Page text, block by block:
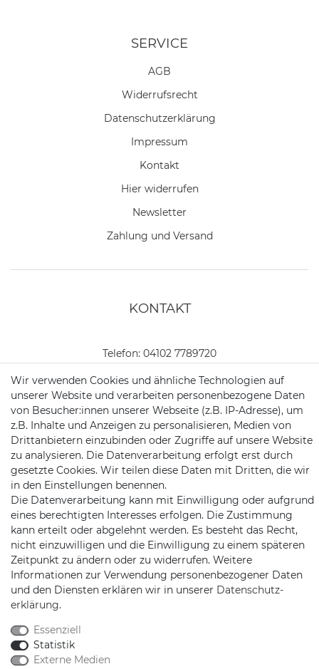
SERVICE
AGB
Widerrufs­recht
Daten­schutz­erklärung
Impressum
Kontakt
Hier widerrufen
Newsletter
Zahlung und Versand
KONTAKT
Telefon: 04102 7789720
Mail:kundenservice@motionandsports.de
Jochim-Klindt-Str. 5
22926 Ahrensburg
Schnellversand auf Facebook
Schnellversand auf Twitter
Schnellversand auf YouTube
Schnellversand auf
Schnellversand
*Alle Preise inkl. MwSt., zzgl. Versandkosten
Wir verwenden Cookies und ähnliche Technologien auf
unserer Website und verarbeiten personenbezogene Daten
von Besucher:innen unserer Webseite (z.B. IP-Adresse), um
z.B. Inhalte und Anzeigen zu personalisieren, Medien von
Drittanbietern einzubinden oder Zugriffe auf unsere Website
zu analysieren. Die Datenverarbeitung erfolgt erst durch
gesetzte Cookies. Wir teilen diese Daten mit Dritten, die wir
in den Einstellungen benennen.
Die Datenverarbeitung kann mit Einwilligung oder aufgrund
eines berechtigten Interesses erfolgen. Die Zustimmung
kann erteilt oder abgelehnt werden. Es besteht das Recht,
nicht einzuwilligen und die Einwilligung zu einem späteren
Zeitpunkt zu ändern oder zu widerrufen. Weitere
Informationen zur Verwendung personenbezogener Daten
und den Diensten erklären wir in unserer Daten­schutz­
erklärung.
Essenziell
Statistik
Externe Medien